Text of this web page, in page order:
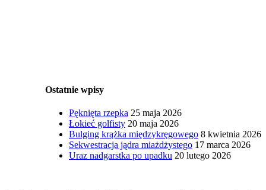
Ostatnie wpisy
Pęknięta rzepka 25 maja 2026
Łokieć golfisty 20 maja 2026
Bulging krążka międzykręgowego 8 kwietnia 2026
Sekwestracja jądra miażdżystego 17 marca 2026
Uraz nadgarstka po upadku 20 lutego 2026